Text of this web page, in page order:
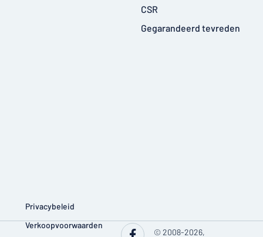
CSR
Gegarandeerd tevreden
Privacybeleid
Verkoopvoorwaarden
© 2008-2026,